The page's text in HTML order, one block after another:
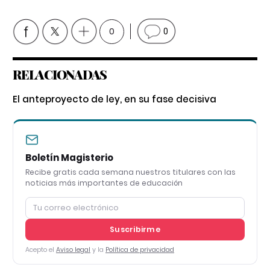
0 0
RELACIONADAS
El anteproyecto de ley, en su fase decisiva
Boletín Magisterio
Recibe gratis cada semana nuestros titulares con las
noticias más importantes de educación
Suscribirme
Acepto el Aviso legal y la Política de privacidad